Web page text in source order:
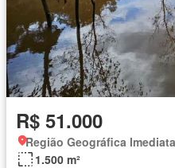
R$ 51.000
Região Geográfica
1.500 m²